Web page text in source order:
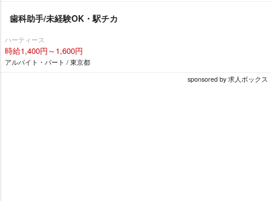
歯科助手/未経験OK・駅チカ
ハーティース
時給1,400円～1,600円
アルバイト・パート / 東京都
sponsored by 求人ボックス